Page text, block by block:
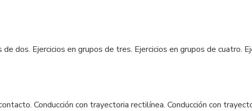
de dos. Ejercicios en grupos de tres. Ejercicios en grupos de cuatro.
Conducción con trayectoria rectilínea. Conducción con